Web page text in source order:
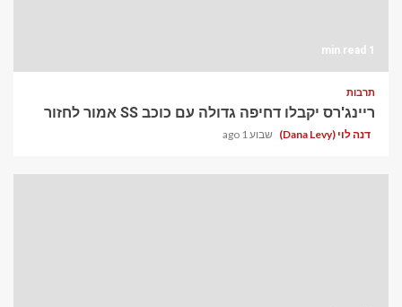
1 min read
תרבות
ריינג'רס יקבלו דחיפה גדולה עם כוכב SS אמור לחזור
דנה לוי (Dana Levy) שבוע 1 ago